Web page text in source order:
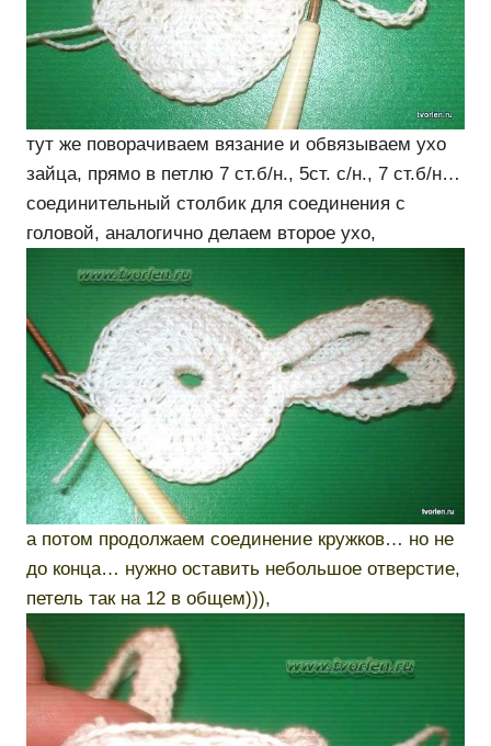
тут же поворачиваем вязание и обвязываем ухо
зайца, прямо в петлю 7 ст.б/н., 5ст. с/н., 7 ст.б/н…
соединительный столбик для соединения с
головой, аналогично делаем второе ухо,
а потом продолжаем соединение кружков… но не
до конца… нужно оставить небольшое отверстие,
петель так на 12 в общем))),